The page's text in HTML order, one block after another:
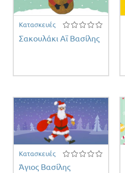
Κατασκευές
Σακουλάκι Αϊ Βασίλης
Κατασκευές
Άγιος Βασίλης